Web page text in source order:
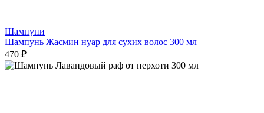
Шампуни
Шампунь Жасмин нуар для сухих волос 300 мл
470 ₽